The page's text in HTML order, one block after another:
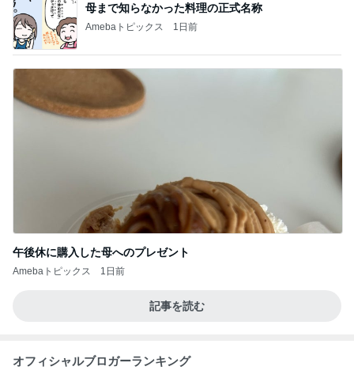
母まで知らなかった料理の正式名称
Amebaトピックス 1日前
午後休に購入した母へのプレゼント
Amebaトピックス 1日前
記事を読む
オフィシャルブロガーランキング